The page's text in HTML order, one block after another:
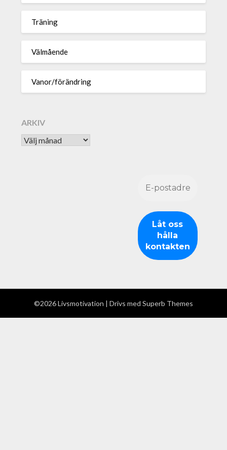
Träning
Välmående
Vanor/förändring
ARKIV
Arkiv
©2026 Livsmotivation | Drivs med Superb Themes